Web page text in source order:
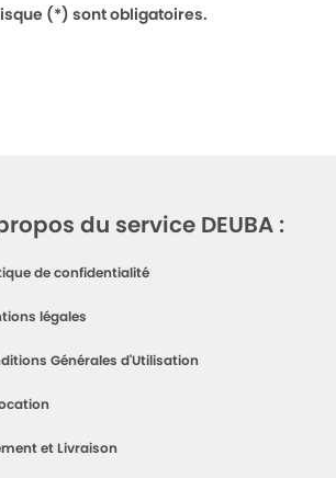
(*) sont obligatoires.
du service DEUBA :
de confidentialité
légales
Générales d'Utilisation
et Livraison